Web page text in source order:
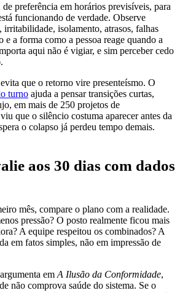
de preferência em horários previsíveis, para
funcionando de verdade. Observe
irritabilidade, isolamento, atrasos, falhas
e a forma como a pessoa reage quando a
aqui não é vigiar, e sim perceber cedo
que o retorno vire presenteísmo. O
turno ajuda a pensar transições curtas,
em mais de 250 projetos de
que o silêncio costuma aparecer antes da
o colapso já perdeu tempo demais.
aos 30 dias com dados
mês, compare o plano com a realidade.
pressão? O posto realmente ficou mais
A equipe respeitou os combinados? A
em fatos simples, não em impressão de
em A Ilusão da Conformidade,
não comprova saúde do sistema. Se o